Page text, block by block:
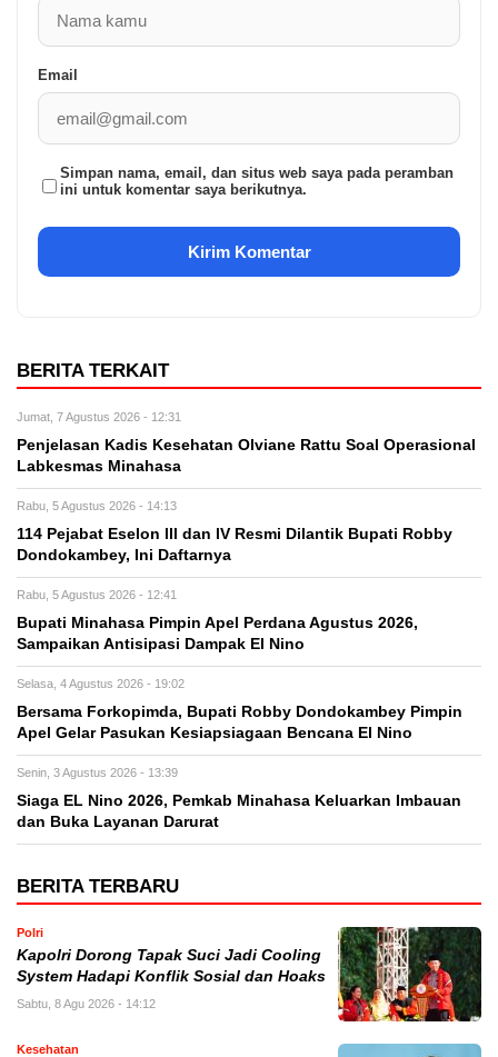
Email
Simpan nama, email, dan situs web saya pada peramban
ini untuk komentar saya berikutnya.
BERITA TERKAIT
Jumat, 7 Agustus 2026 - 12:31
Penjelasan Kadis Kesehatan Olviane Rattu Soal Operasional
Labkesmas Minahasa
Rabu, 5 Agustus 2026 - 14:13
114 Pejabat Eselon lll dan lV Resmi Dilantik Bupati Robby
Dondokambey, Ini Daftarnya
Rabu, 5 Agustus 2026 - 12:41
Bupati Minahasa Pimpin Apel Perdana Agustus 2026,
Sampaikan Antisipasi Dampak El Nino
Selasa, 4 Agustus 2026 - 19:02
Bersama Forkopimda, Bupati Robby Dondokambey Pimpin
Apel Gelar Pasukan Kesiapsiagaan Bencana El Nino
Senin, 3 Agustus 2026 - 13:39
Siaga EL Nino 2026, Pemkab Minahasa Keluarkan Imbauan
dan Buka Layanan Darurat
BERITA TERBARU
Polri
Kapolri Dorong Tapak Suci Jadi Cooling
System Hadapi Konflik Sosial dan Hoaks
Sabtu, 8 Agu 2026 - 14:12
Kesehatan